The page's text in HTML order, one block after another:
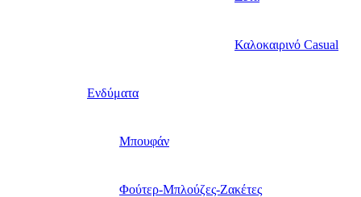
Καλοκαιρινό Casual
Ενδύματα
Μπουφάν
Φούτερ-Μπλούζες-Ζακέτες